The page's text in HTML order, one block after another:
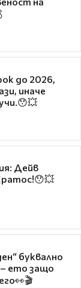
до 2026,
иначе
Дейв
буквално
– ето защо